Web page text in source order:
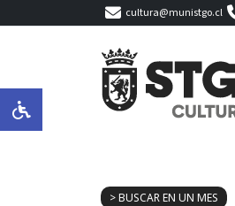
cultura@munistgo.cl
> BUSCAR EN UN MES